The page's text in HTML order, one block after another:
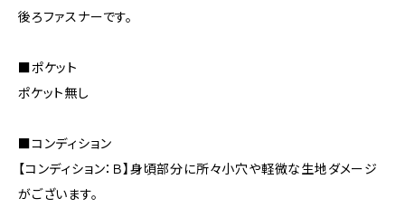
後ろファスナーです。
■ポケット
ポケット無し
■コンディション
【コンディション：Ｂ】身頃部分に所々小穴や軽微な生地ダメージ
がございます。